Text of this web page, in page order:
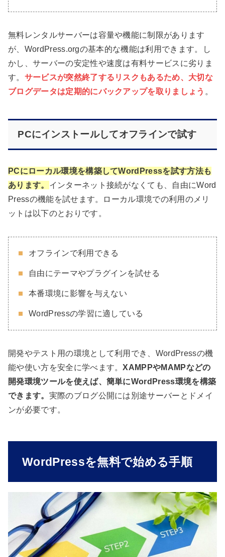
無料レンタルサーバーは容量や機能に制限があります
が、WordPress.orgの基本的な機能は利用できます。し
かし、サーバーの安定性や速度は有料サービスに劣りま
す。 サービスが突然終了するリスクもあるため、大切な
ブログデータは定期的にバックアップを取りましょう 。
PCにインストールしてオフラインで試す
PCにローカル環境を構築してWordPressを試す方法も
あります。 インターネット接続がなくても、自由にWord
Pressの機能を試せます。ローカル環境での利用のメリ
ットは以下のとおりです。
オフラインで利用できる
自由にテーマやプラグインを試せる
本番環境に影響を与えない
WordPressの学習に適している
開発やテスト用の環境として利用でき、WordPressの機
能や使い方を安全に学べます。XAMPPやMAMPなどの
開発環境ツールを使えば、簡単にWordPress環境を構築
できます。 実際のブログ公開には別途サーバーとドメイ
ンが必要です。
WordPressを無料で始める手順